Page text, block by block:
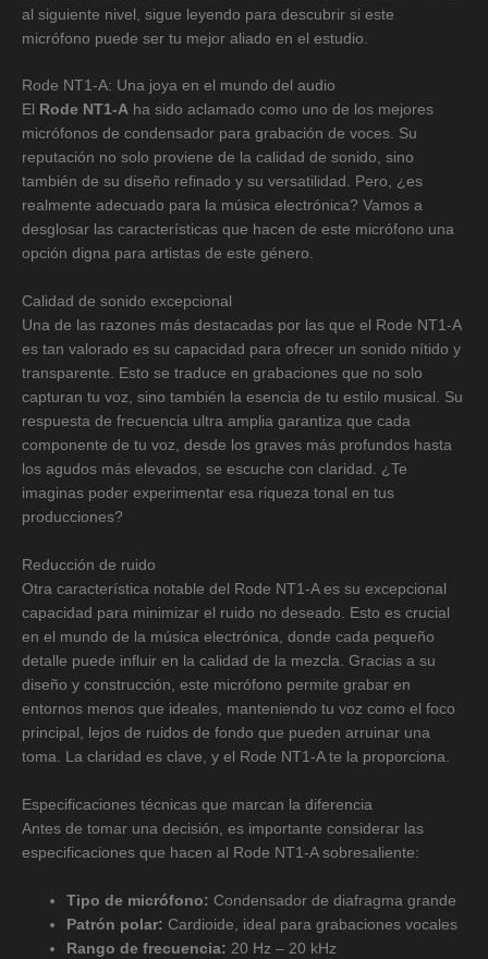
al siguiente nivel, sigue leyendo para descubrir si este
micrófono puede ser tu mejor aliado en el estudio.
Rode NT1-A: Una joya en el mundo del audio
El
Rode NT1-A ha sido aclamado como uno de los mejores
micrófonos de condensador para grabación de voces. Su
reputación no solo proviene de la calidad de sonido, sino
también de su diseño refinado y su versatilidad. Pero, ¿es
realmente adecuado para la música electrónica? Vamos a
desglosar las características que hacen de este micrófono una
opción digna para artistas de este género.
Calidad de sonido excepcional
Una de las razones más destacadas por las que el Rode NT1-A
es tan valorado es su capacidad para ofrecer un sonido nítido y
transparente. Esto se traduce en grabaciones que no solo
capturan tu voz, sino también la esencia de tu estilo musical. Su
respuesta de frecuencia ultra amplia garantiza que cada
componente de tu voz, desde los graves más profundos hasta
los agudos más elevados, se escuche con claridad. ¿Te
imaginas poder experimentar esa riqueza tonal en tus
producciones?
Reducción de ruido
Otra característica notable del Rode NT1-A es su excepcional
capacidad para minimizar el ruido no deseado. Esto es crucial
en el mundo de la música electrónica, donde cada pequeño
detalle puede influir en la calidad de la mezcla. Gracias a su
diseño y construcción, este micrófono permite grabar en
entornos menos que ideales, manteniendo tu voz como el foco
principal, lejos de ruidos de fondo que pueden arruinar una
toma. La claridad es clave, y el Rode NT1-A te la proporciona.
Especificaciones técnicas que marcan la diferencia
Antes de tomar una decisión, es importante considerar las
especificaciones que hacen al Rode NT1-A sobresaliente:
Tipo de micrófono: Condensador de diafragma grande
Patrón polar: Cardioide, ideal para grabaciones vocales
Rango de frecuencia: 20 Hz – 20 kHz